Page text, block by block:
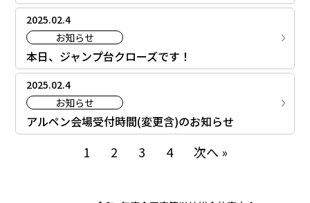
2025.02.4
お知らせ
本日、ジャンプ台クローズです！
2025.02.4
お知らせ
アルペン会場受付時間(変更含)のお知らせ
1 2 3 4 次へ »